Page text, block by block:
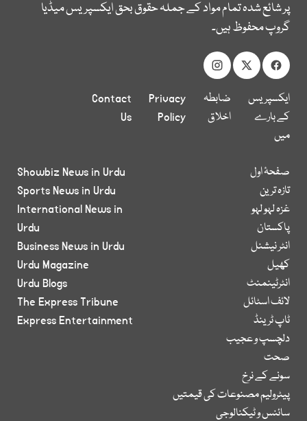
پر شائع شدہ تمام مواد کے جملہ حقوق بحق ایکسپریس میڈیا
گروپ محفوظ ہیں۔
ایکسپریس
کے بارے
میں
ضابطہ
اخلاق
Privacy
Policy
Contact
Us
صفحۂ اول
تازہ ترین
غزہ لہو لہو
پاکستان
انٹر نیشنل
کھیل
انٹرٹینمنٹ
لائف اسٹائل
ٹاپ ٹرینڈ
دلچسپ و عجیب
صحت
سونے کے نرخ
پیٹرولیم مصنوعات کی قیمتیں
سائنس و ٹیکنالوجی
Showbiz News in Urdu
Sports News in Urdu
International News in
Urdu
Business News in Urdu
Urdu Magazine
Urdu Blogs
The Express Tribune
Express Entertainment